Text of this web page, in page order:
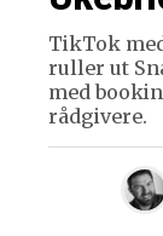
TikTok
ruller ut
med
rådgivere.